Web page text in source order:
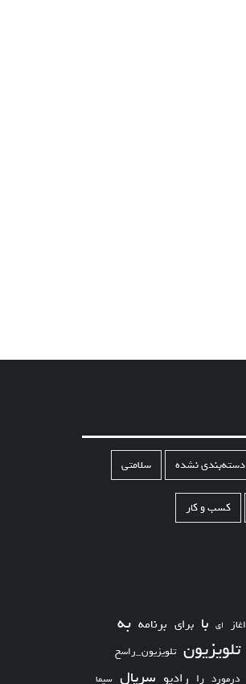
دسته‌بندی نشده سلامتی
کسب و کار
اغاز ای با برای برنامه به
تلویزیون تلویزیون_راسخ
درمورد را رادیو سریال سیما